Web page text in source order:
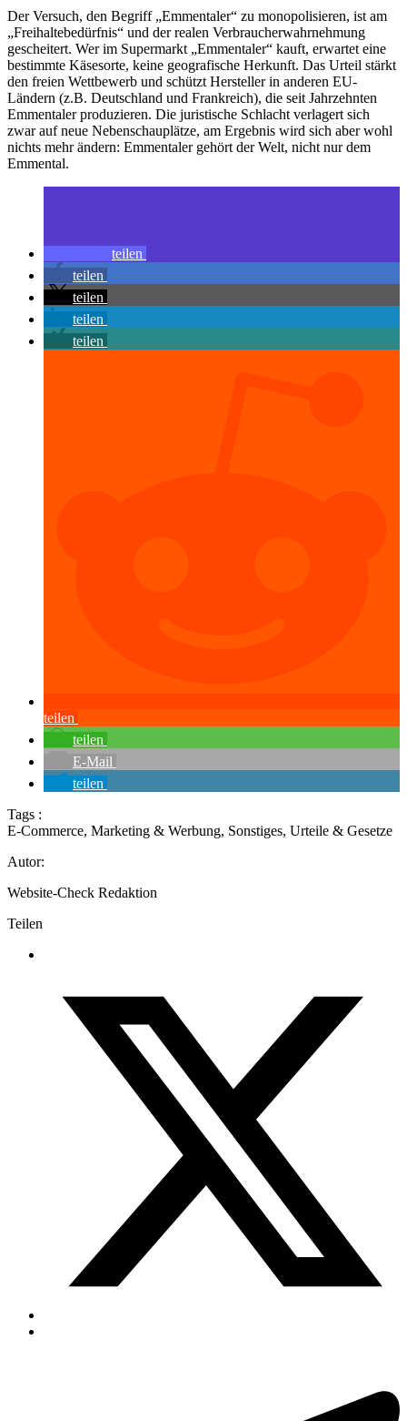
Der Versuch, den Begriff „Emmentaler“ zu monopolisieren, ist am
„Freihaltebedürfnis“ und der realen Verbraucherwahrnehmung
gescheitert. Wer im Supermarkt „Emmentaler“ kauft, erwartet eine
bestimmte Käsesorte, keine geografische Herkunft. Das Urteil stärkt
den freien Wettbewerb und schützt Hersteller in anderen EU-
Ländern (z.B. Deutschland und Frankreich), die seit Jahrzehnten
Emmentaler produzieren. Die juristische Schlacht verlagert sich
zwar auf neue Nebenschauplätze, am Ergebnis wird sich aber wohl
nichts mehr ändern: Emmentaler gehört der Welt, nicht nur dem
Emmental.
teilen
teilen
teilen
teilen
teilen
teilen
teilen
E-Mail
teilen
Tags :
E-Commerce, Marketing & Werbung, Sonstiges, Urteile & Gesetze
Autor:
Website-Check Redaktion
Teilen